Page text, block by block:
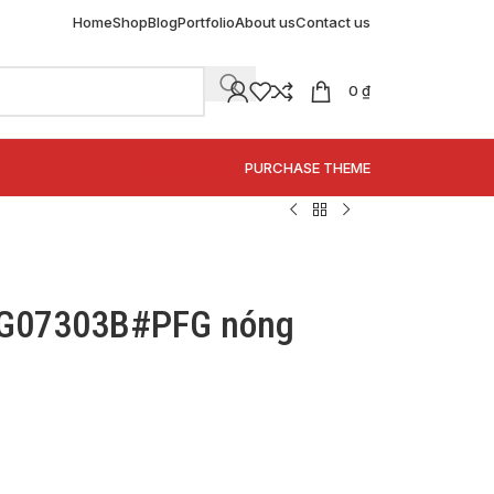
HomeShopBlogPortfolioAbout usContact us
0 ₫
PURCHASE THEME
nóng